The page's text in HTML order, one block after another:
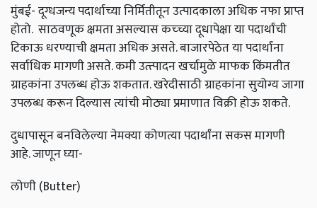
मुंबई- दूग्धजन्य पदार्थाच्या निर्मितीतून उत्पादकाला अधिक नफा प्राप्त
होतो. साठवणूक क्षमता असल्यास कच्च्या दूधापेक्षा या पदार्थांची
टिकाऊ धरण्याची क्षमता अधिक असते. बाजारपेठेत या पदार्थांना
सर्वाधिक मागणी असते. कमी उत्त्पादन खर्चामुळे माफक किंमतीत
ग्राहकांना उपलब्ध होऊ शकतात. खरेदीसाठी ग्राहकांना सुयोग्य जागा
उपलब्ध करून दिल्यास त्यांची मोठ्या प्रमाणात विक्री होऊ शकते.
दुधापासून बनविलेल्या नेमक्या कोणत्या पदार्थांना सकस मागणी
आहे. जाणून घ्या-
लोणी (Butter)